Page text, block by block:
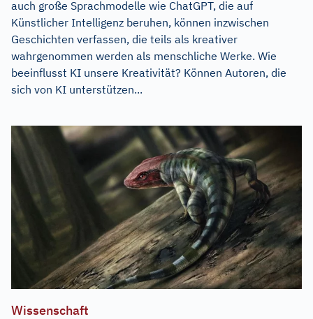
auch große Sprachmodelle wie ChatGPT, die auf
Künstlicher Intelligenz beruhen, können inzwischen
Geschichten verfassen, die teils als kreativer
wahrgenommen werden als menschliche Werke. Wie
beeinflusst KI unsere Kreativität? Können Autoren, die
sich von KI unterstützen...
Wissenschaft